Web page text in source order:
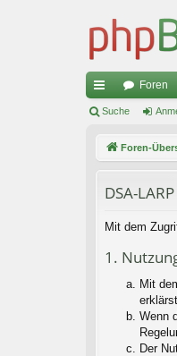
ch
Foren
Suche
Foren-
DSA-
Mit dem
1.
Mit
Wenn
Der